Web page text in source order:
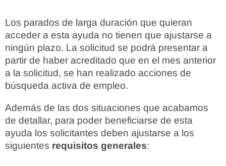
Los parados de larga duración que quieran
acceder a esta ayuda no tienen que ajustarse a
ningún plazo. La solicitud se podrá presentar a
partir de haber acreditado que en el mes anterior
a la solicitud, se han realizado acciones de
búsqueda activa de empleo.
Además de las dos situaciones que acabamos
de detallar, para poder beneficiarse de esta
ayuda los solicitantes deben ajustarse a los
siguientes requisitos generales: